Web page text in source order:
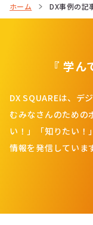
ホーム DX事例の記
『 学
DX SQUAREは、デ
むみなさんのための
い！」「知りたい！
情報を発信していま